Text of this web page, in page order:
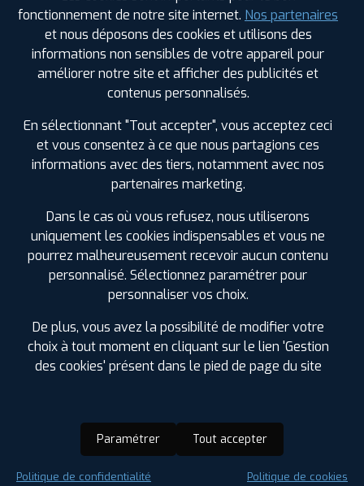
SPÉCIFICATIONS AVIS CLIENTS ÉTIQUETAGE
Saison :
Hiver
fonctionnement de notre site internet. Nos partenaires
et nous déposons des cookies et utilisons des
informations non sensibles de votre appareil pour
améliorer notre site et afficher des publicités et
contenus personnalisés.
En sélectionnant "Tout accepter", vous acceptez ceci
et vous consentez à ce que nous partagions ces
informations avec des tiers, notamment avec nos
partenaires marketing.
Dans le cas où vous refusez, nous utiliserons
uniquement les cookies indispensables et vous ne
pourrez malheureusement recevoir aucun contenu
personnalisé. Sélectionnez paramétrer pour
personnaliser vos choix.
De plus, vous avez la possibilité de modifier votre
choix à tout moment en cliquant sur le lien 'Gestion
des cookies' présent dans le pied de page du site
Paramétrer Tout accepter
Politique de confidentialité Politique de cookies